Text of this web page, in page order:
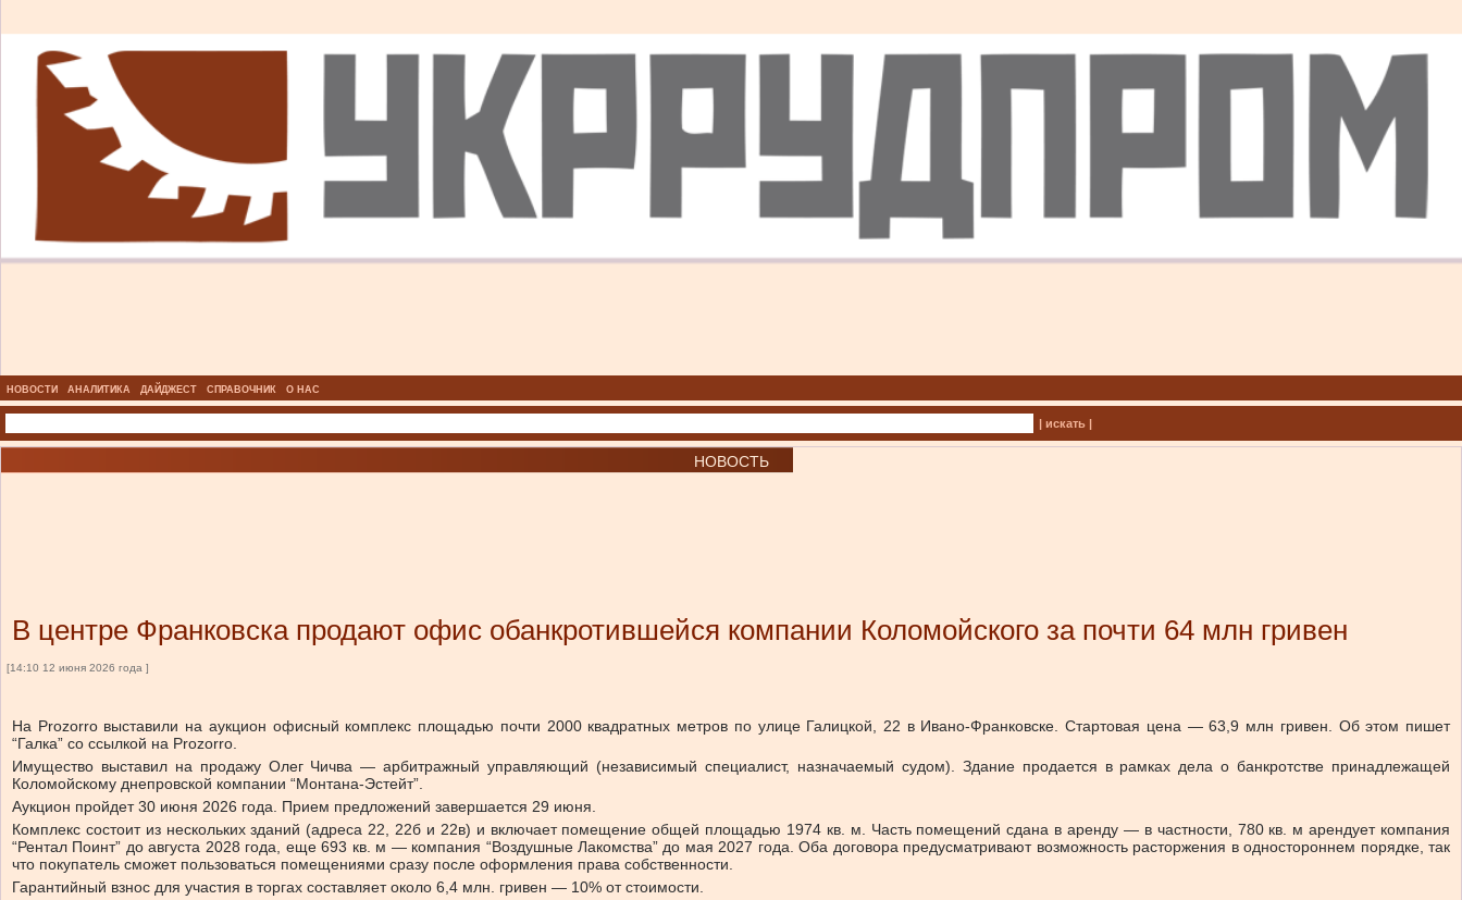
НОВОСТИ АНАЛИТИКА ДАЙДЖЕСТ СПРАВОЧНИК О НАС
| искать |
НОВОСТЬ
В центре Франковска продают офис обанкротившейся компании Коломойского за почти 64 млн гривен
[14:10 12 июня 2026 года ]
На Prozorro выставили на аукцион офисный комплекс площадью почти 2000 квадратных метров по улице Галицкой, 22 в Ивано-Франковске. Стартовая цена — 63,9 млн гривен. Об этом пишет
“Галка” со ссылкой на Prozorro.
Имущество выставил на продажу Олег Чичва — арбитражный управляющий (независимый специалист, назначаемый судом). Здание продается в рамках дела о банкротстве принадлежащей
Коломойскому днепровской компании “Монтана-Эстейт”.
Аукцион пройдет 30 июня 2026 года. Прием предложений завершается 29 июня.
Комплекс состоит из нескольких зданий (адреса 22, 22б и 22в) и включает помещение общей площадью 1974 кв. м. Часть помещений сдана в аренду — в частности, 780 кв. м арендует компания
“Рентал Поинт” до августа 2028 года, еще 693 кв. м — компания “Воздушные Лакомства” до мая 2027 года. Оба договора предусматривают возможность расторжения в одностороннем порядке, так
что покупатель сможет пользоваться помещениями сразу после оформления права собственности.
Гарантийный взнос для участия в торгах составляет около 6,4 млн. гривен — 10% от стоимости.